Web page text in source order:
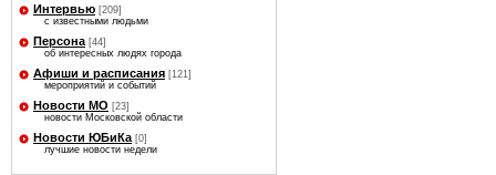
Интервью [209]
с известными людьми
Персона [44]
об интересных людях города
Афиши и расписания [121]
мероприятий и событий
Новости МО [23]
новости Московской области
Новости ЮБиКа [0]
лучшие новости недели